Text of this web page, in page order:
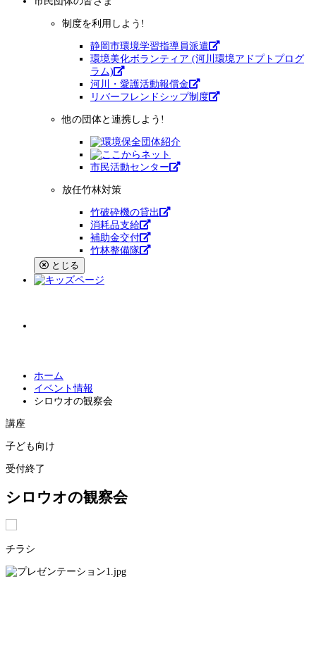
制度を利用しよう!
静岡市環境学習指導員派遣
環境美化ボランティア (河川環境アドプトプログ
ラム)
河川・愛護活動報償金
リバーフレンドシップ制度
他の団体と連携しよう!
市⺠活動センター
放任竹林対策
竹破砕機の貸出
消耗品支給
補助金交付
竹林整備隊
とじる
ホーム
イベント情報
シロウオの観察会
講座
子ども向け
受付終了
シロウオの観察会
チラシ